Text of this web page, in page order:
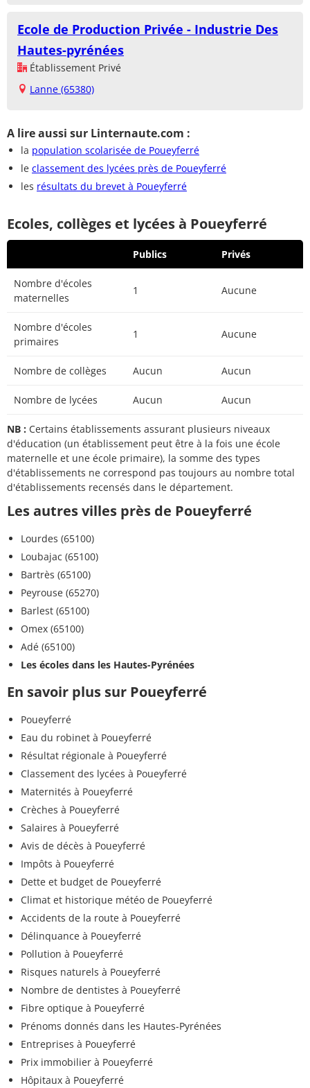
Ecole de Production Privée - Industrie Des
Hautes-pyrénées
Établissement Privé
Lanne (65380)
A lire aussi sur Linternaute.com :
la population scolarisée de Poueyferré
le classement des lycées près de Poueyferré
les résultats du brevet à Poueyferré
Ecoles, collèges et lycées à Poueyferré
Publics Privés
Nombre d'écoles
maternelles
1 Aucune
Nombre d'écoles
primaires
1 Aucune
Nombre de collèges Aucun Aucun
Nombre de lycées Aucun Aucun
NB : Certains établissements assurant plusieurs niveaux
d'éducation (un établissement peut être à la fois une école
maternelle et une école primaire), la somme des types
d'établissements ne correspond pas toujours au nombre total
d'établissements recensés dans le département.
Les autres villes près de Poueyferré
Lourdes (65100)
Loubajac (65100)
Bartrès (65100)
Peyrouse (65270)
Barlest (65100)
Omex (65100)
Adé (65100)
Les écoles dans les Hautes-Pyrénées
En savoir plus sur Poueyferré
Poueyferré
Eau du robinet à Poueyferré
Résultat régionale à Poueyferré
Classement des lycées à Poueyferré
Maternités à Poueyferré
Crèches à Poueyferré
Salaires à Poueyferré
Avis de décès à Poueyferré
Impôts à Poueyferré
Dette et budget de Poueyferré
Climat et historique météo de Poueyferré
Accidents de la route à Poueyferré
Délinquance à Poueyferré
Pollution à Poueyferré
Risques naturels à Poueyferré
Nombre de dentistes à Poueyferré
Fibre optique à Poueyferré
Prénoms donnés dans les Hautes-Pyrénées
Entreprises à Poueyferré
Prix immobilier à Poueyferré
Hôpitaux à Poueyferré